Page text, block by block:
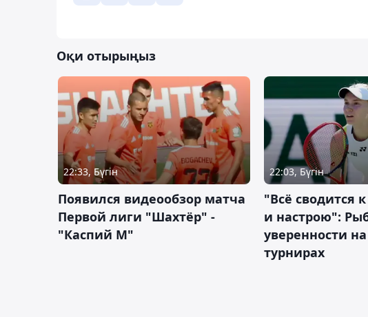
Оқи отырыңыз
22:33, Бүгін
Появился видеообзор матча
Первой лиги "Шахтёр" -
"Каспий М"
22:03, Бүгін
"Всё сводится
и настрою":
уверенности
турнирах